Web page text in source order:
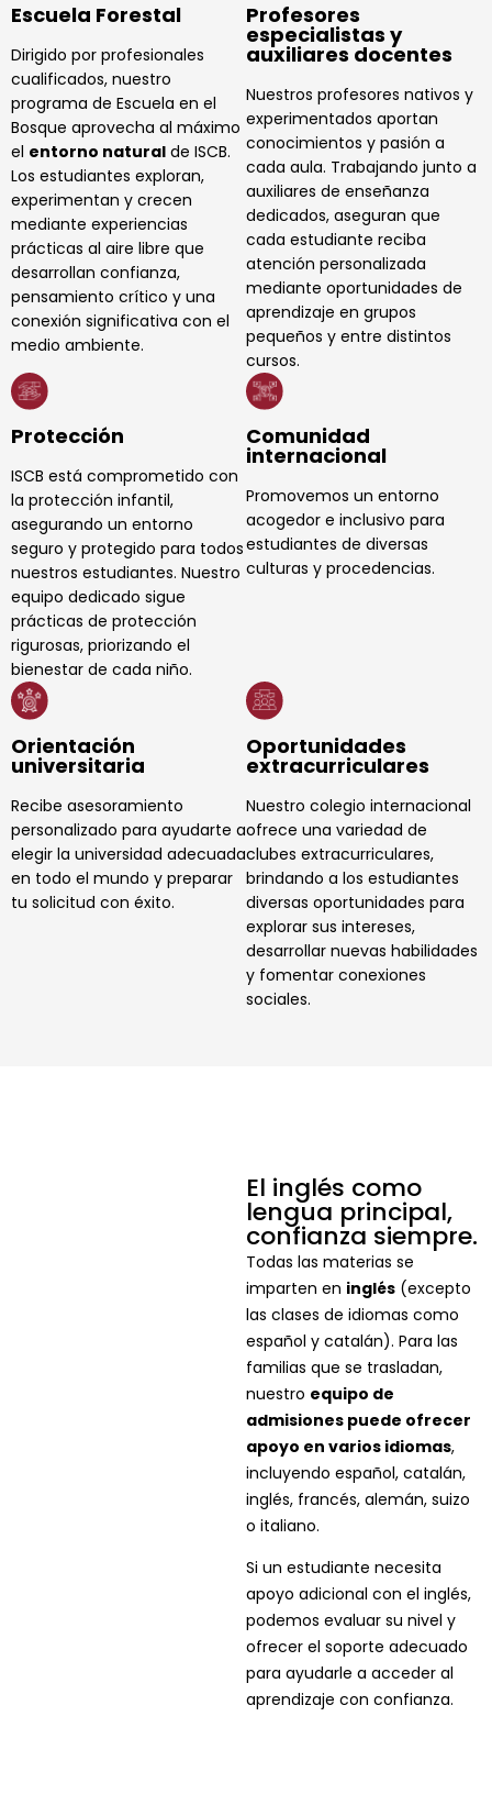
Escuela Forestal
Dirigido por profesionales
cualificados, nuestro
programa de Escuela en el
Bosque aprovecha al máximo
el entorno natural de ISCB.
Los estudiantes exploran,
experimentan y crecen
mediante experiencias
prácticas al aire libre que
desarrollan confianza,
pensamiento crítico y una
conexión significativa con el
medio ambiente.
Profesores
especialistas y
auxiliares docentes
Nuestros profesores nativos y
experimentados aportan
conocimientos y pasión a
cada aula. Trabajando junto a
auxiliares de enseñanza
dedicados, aseguran que
cada estudiante reciba
atención personalizada
mediante oportunidades de
aprendizaje en grupos
pequeños y entre distintos
cursos.
Protección
ISCB está comprometido con
la protección infantil,
asegurando un entorno
seguro y protegido para todos
nuestros estudiantes. Nuestro
equipo dedicado sigue
prácticas de protección
rigurosas, priorizando el
bienestar de cada niño.
Comunidad
internacional
Promovemos un entorno
acogedor e inclusivo para
estudiantes de diversas
culturas y procedencias.
Orientación
universitaria
Recibe asesoramiento
personalizado para ayudarte a
elegir la universidad adecuada
en todo el mundo y preparar
tu solicitud con éxito.
Oportunidades
extracurriculares
Nuestro colegio internacional
ofrece una variedad de
clubes extracurriculares,
brindando a los estudiantes
diversas oportunidades para
explorar sus intereses,
desarrollar nuevas habilidades
y fomentar conexiones
sociales.
El inglés como
lengua principal,
confianza siempre.
Todas las materias se
imparten en inglés (excepto
las clases de idiomas como
español y catalán). Para las
familias que se trasladan,
nuestro equipo de
admisiones puede ofrecer
apoyo en varios idiomas,
incluyendo español, catalán,
inglés, francés, alemán, suizo
o italiano.
Si un estudiante necesita
apoyo adicional con el inglés,
podemos evaluar su nivel y
ofrecer el soporte adecuado
para ayudarle a acceder al
aprendizaje con confianza.